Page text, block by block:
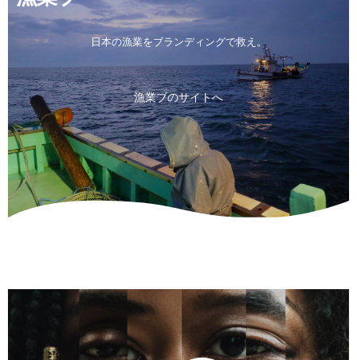
日本の漁業をブランディングで救え。
漁業ブのサイトへ